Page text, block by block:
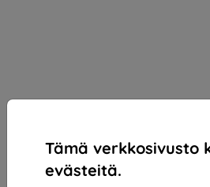
Tämä verkkosivusto
evästeitä.